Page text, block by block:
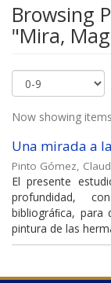
Browsing
"Mira,
Now showing
Una mirada a
Pinto Gómez,
El presente
profundidad,
bibliográﬁca,
pintura de las